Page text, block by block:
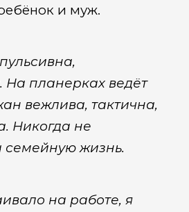
и муж.
планерках ведёт
вежлива, тактична,
Никогда не
семейную жизнь.
на работе, я